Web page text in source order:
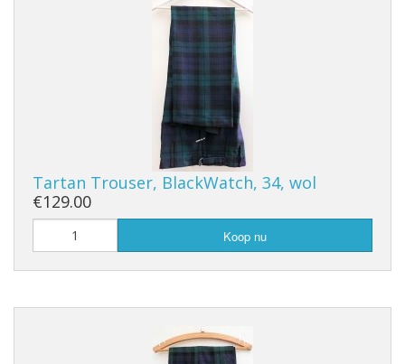
Tartan Trouser, BlackWatch, 34, wol
€129.00
Koop nu